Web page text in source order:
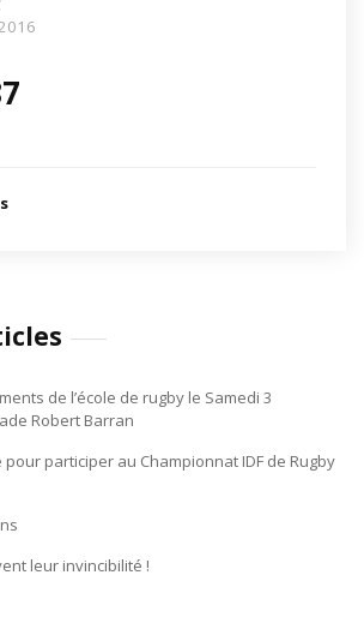
de l’école de rugby le Samedi 3
Robert Barran
participer au Championnat IDF de Rugby
leur invincibilité !